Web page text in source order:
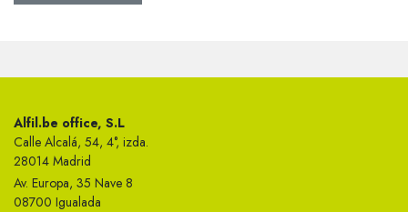
Alfil.be office, S.L
Calle Alcalá, 54, 4°, izda.
28014 Madrid
Av. Europa, 35 Nave 8
08700 Igualada